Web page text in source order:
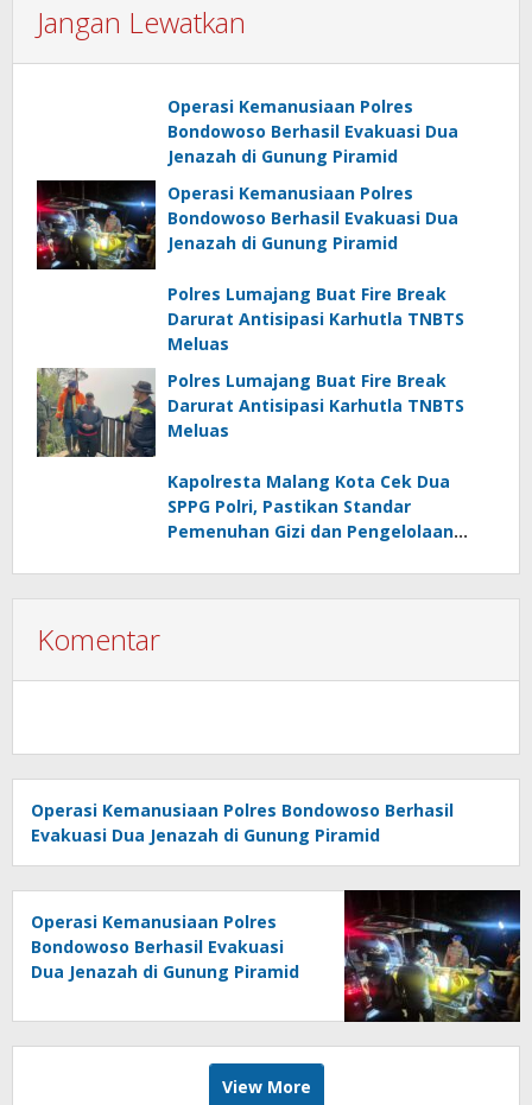
Jangan Lewatkan
Operasi Kemanusiaan Polres
Bondowoso Berhasil Evakuasi Dua
Jenazah di Gunung Piramid
Operasi Kemanusiaan Polres
Bondowoso Berhasil Evakuasi Dua
Jenazah di Gunung Piramid
Polres Lumajang Buat Fire Break
Darurat Antisipasi Karhutla TNBTS
Meluas
Polres Lumajang Buat Fire Break
Darurat Antisipasi Karhutla TNBTS
Meluas
Kapolresta Malang Kota Cek Dua
SPPG Polri, Pastikan Standar
Pemenuhan Gizi dan Pengelolaan
Komentar
Operasi Kemanusiaan Polres Bondowoso Berhasil
Evakuasi Dua Jenazah di Gunung Piramid
Operasi Kemanusiaan Polres
Bondowoso Berhasil Evakuasi
Dua Jenazah di Gunung Piramid
View More